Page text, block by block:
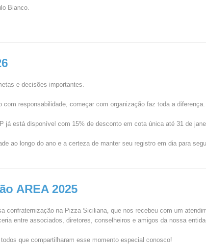
Bianco.
e decisões importantes.
com responsabilidade, começar com organização faz toda a diferença.
já está disponível com 15% de desconto em cota única até 31 de
ao longo do ano e a certeza de manter seu registro em dia para
AREA 2025
confraternização na Pizza Siciliana, que nos recebeu com um
entre associados, diretores, conselheiros e amigos da nossa
que compartilharam esse momento especial conosco!